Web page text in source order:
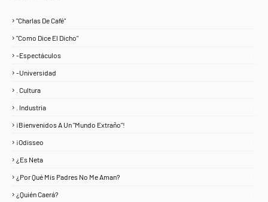
"Charlas De Café"
"Como Dice El Dicho"
-Espectáculos
-Universidad
. Cultura
. Industria
¡Bienvenidos A Un "Mundo Extraño"!
¡Odisseo
¿Es Neta
¿Por Qué Mis Padres No Me Aman?
¿Quién Caerá?